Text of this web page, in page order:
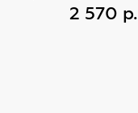
2 570 р.